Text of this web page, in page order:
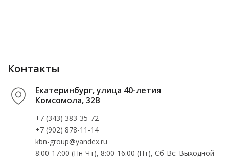
Контакты
Екатеринбург, улица 40-летия
Комсомола, 32В
+7 (343) 383-35-72
+7 (902) 878-11-14
kbn-group@yandex.ru
8:00-17:00 (Пн-Чт), 8:00-16:00 (Пт), Cб-Вс: Выходной